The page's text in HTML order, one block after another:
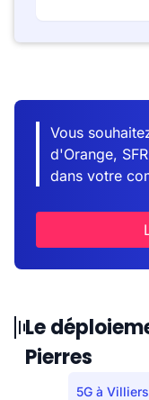
Vous
d'Orange,
dans votre
Le
Pierres
5G à